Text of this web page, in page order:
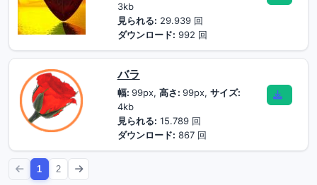
3kb
見られる: 29.939 回
ダウンロード: 992 回
バラ
幅: 99px, 高さ: 99px, サイズ:
4kb
見られる: 15.789 回
ダウンロード: 867 回
1 2